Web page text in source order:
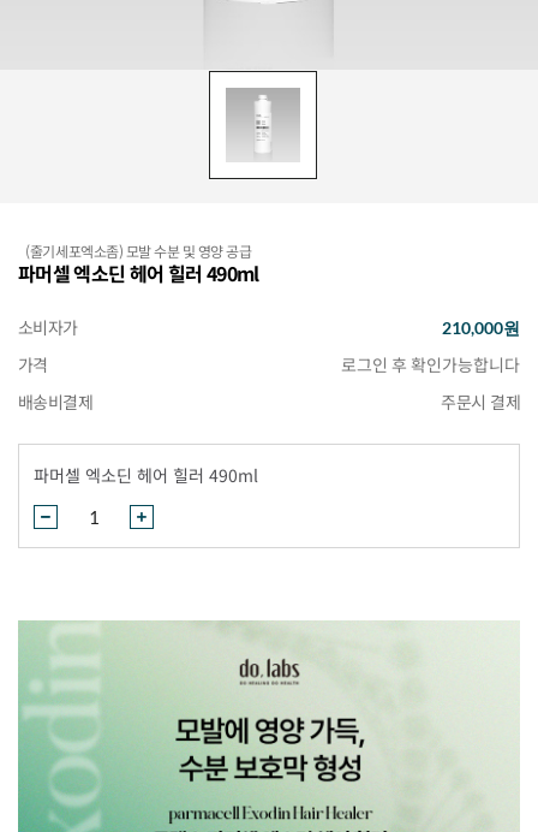
(줄기세포엑소좀) 모발 수분 및 영양 공급
파머셀 엑소딘 헤어 힐러 490ml
소비자가 210,000원
가격
배송비결제
주문시 결제
파머셀 엑소딘 헤어 힐러 490ml